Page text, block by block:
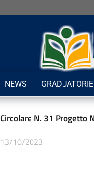
NEWS GRADUATORIE
Circolare N. 31 Progetto
13/10/2023